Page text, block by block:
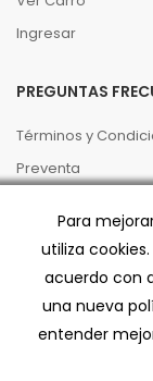
Ingresar
PREGUNTAS
Términos y
Preventa
Código de
Despacho/Retiro
Para
utiliza
acuerdo con
una nueva
entender